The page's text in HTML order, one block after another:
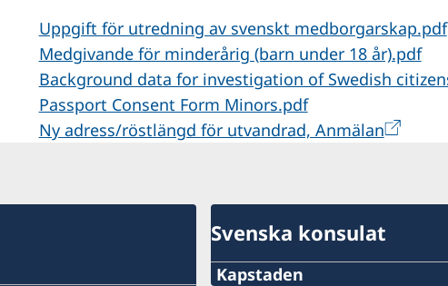
Uppgift för utredning av svenskt medborgarskap.pdf
Medgivande för minderårig (barn under 18 år).pdf
Background data for investigation of Swedish
Passport Consent Form Minors.pdf
Ny adress/röstlängd för utvandrad, Anmälan
Svenska konsulat
Kapstaden